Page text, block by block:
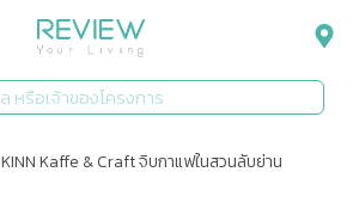
KINN Kaffe & Craft จิบกาแฟในสวนลับย่าน